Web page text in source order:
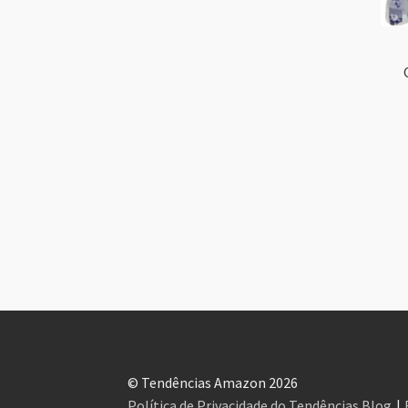
© Tendências Amazon 2026